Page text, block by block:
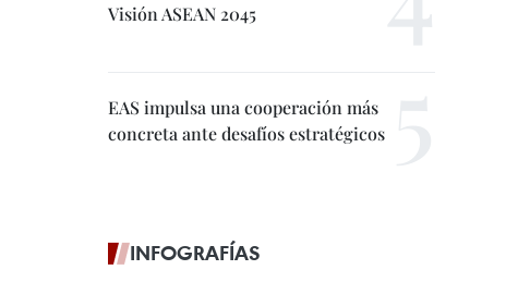
Visión ASEAN 2045
EAS impulsa una cooperación más
concreta ante desafíos estratégicos
INFOGRAFÍAS